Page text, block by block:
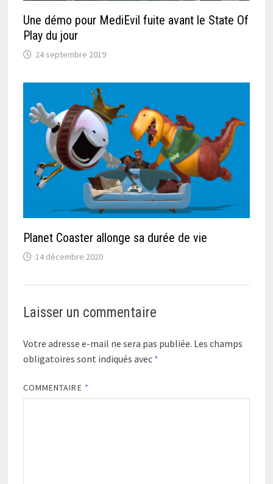
Une démo pour MediEvil fuite avant le State Of
Play du jour
24 septembre 2019
Planet Coaster allonge sa durée de vie
14 décembre 2020
Laisser un commentaire
Votre adresse e-mail ne sera pas publiée. Les champs
obligatoires sont indiqués avec *
COMMENTAIRE *